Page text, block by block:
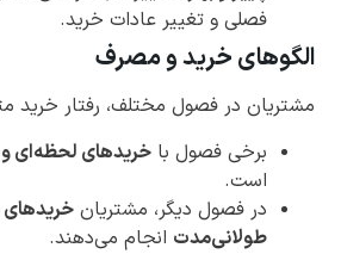
فصلی و تغییر عادات خرید.
الگوهای خرید و مصرف
مشتریان در فصول مختلف، رفتار خرید
برخی فصول با خریدهای لحظه‌ای
است.
در فصول دیگر، مشتریان خریدهای
طولانی‌مدت انجام می‌دهند.